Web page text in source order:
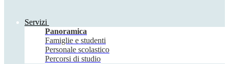
Servizi
Panoramica
Famiglie e studenti
Personale scolastico
Percorsi di studio